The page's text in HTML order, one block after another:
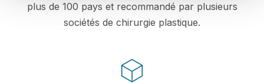
plus de 100 pays et recommandé par plusieurs
sociétés de chirurgie plastique.